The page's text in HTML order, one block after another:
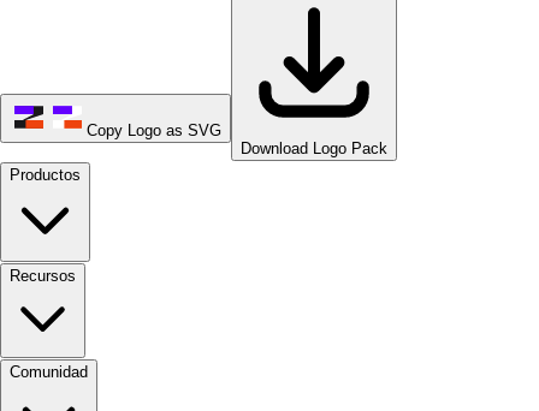
Copy Logo as SVG
Download Logo Pack
Productos
Recursos
Comunidad